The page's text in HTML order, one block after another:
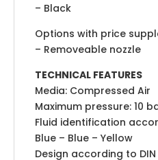
– Black
Options with price
– Removeable nozzle
TECHNICAL FEATURES
Media: Compressed Air
Maximum pressure: 10
Fluid identification
Blue – Blue – Yellow
Design according to DIN